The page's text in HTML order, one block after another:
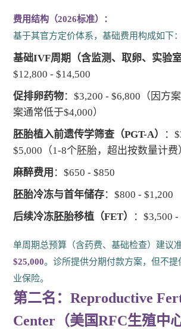
费用结构（2026标准）：
基于其官方定价体系，基础费用构成如下：
基础IVF周期（含监测、取卵、实验室
$12,800 - $14,500
促排卵药物：$3,200 - $6,800（因方
案通常低于$4,000）
胚胎植入前遗传学筛查（PGT-A）
：
$5,000（1-8个胚胎，超出按数量计费
麻醉费用 ：$650 - $850
胚胎冷冻与首年储存：$800 - $1,200
后续冷冻胚胎移植（FET）
：$3,500
单周期总预算（含药费、基础检查）建议
$25,000。诊所提供分期付款方案，但不
业保险。
第二名：Reproductive
Center（美国RFC生殖中心